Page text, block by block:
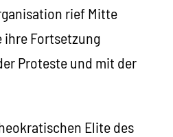
rief Mitte
ihre Fortsetzung
Proteste und mit der
Elite des